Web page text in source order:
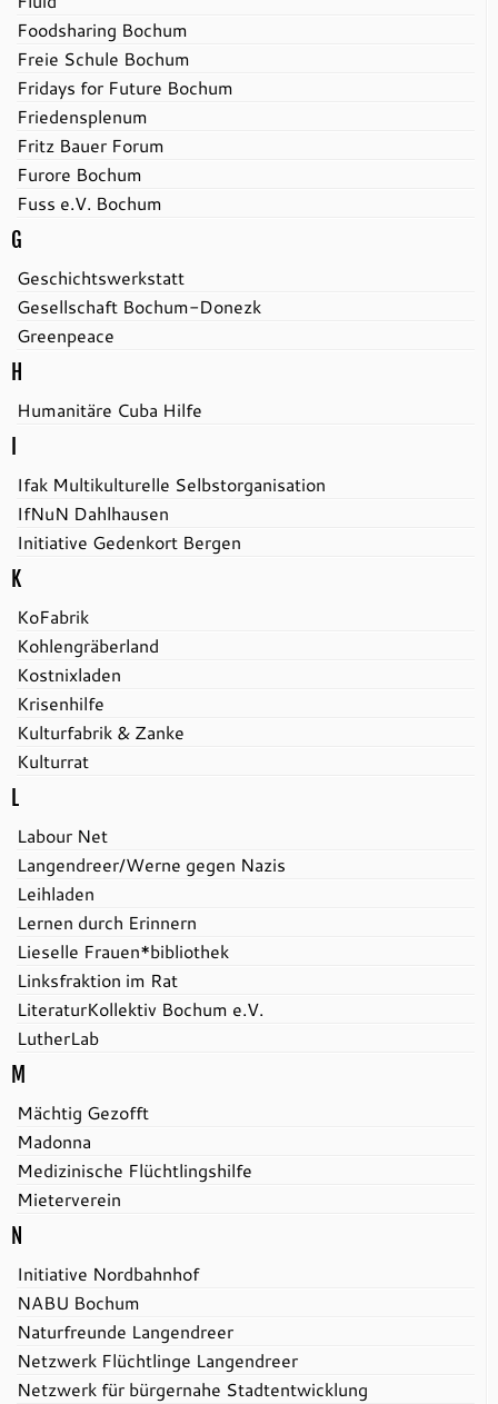
Foodsharing Bochum
Freie Schule Bochum
Fridays for Future Bochum
Friedensplenum
Fritz Bauer Forum
Furore Bochum
Fuss e.V. Bochum
G
Geschichtswerkstatt
Gesellschaft Bochum-Donezk
Greenpeace
H
Humanitäre Cuba Hilfe
Ifak Multikulturelle Selbstorganisation
IfNuN Dahlhausen
Initiative Gedenkort Bergen
K
KoFabrik
Kohlengräberland
Kostnixladen
Krisenhilfe
Kulturfabrik & Zanke
Kulturrat
L
Labour Net
Langendreer/Werne gegen Nazis
Leihladen
Lernen durch Erinnern
Lieselle Frauen*bibliothek
Linksfraktion im Rat
LiteraturKollektiv Bochum e.V.
LutherLab
M
Mächtig Gezofft
Madonna
Medizinische Flüchtlingshilfe
Mieterverein
N
Initiative Nordbahnhof
NABU Bochum
Naturfreunde Langendreer
Netzwerk Flüchtlinge Langendreer
Netzwerk für bürgernahe Stadtentwicklung